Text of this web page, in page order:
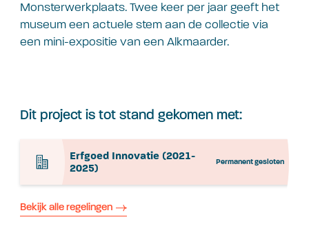
Monsterwerkplaats. Twee keer per jaar geeft het
museum een actuele stem aan de collectie via
een mini-expositie van een Alkmaarder.
Dit project is tot stand gekomen met:
Erfgoed Innovatie (2021-
2025)
Permanent gesloten
Bekijk alle regelingen